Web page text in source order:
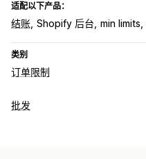
适配以下产品：
结账 Shopify 后台 min limits
类别
订单限制
限制规则
批发